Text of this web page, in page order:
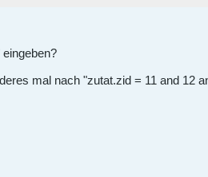
mal nach "zutat.zid = 11 and 12